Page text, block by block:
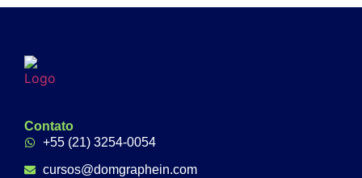
Contato
+55 (21) 3254-0054
cursos@domgraphein.com